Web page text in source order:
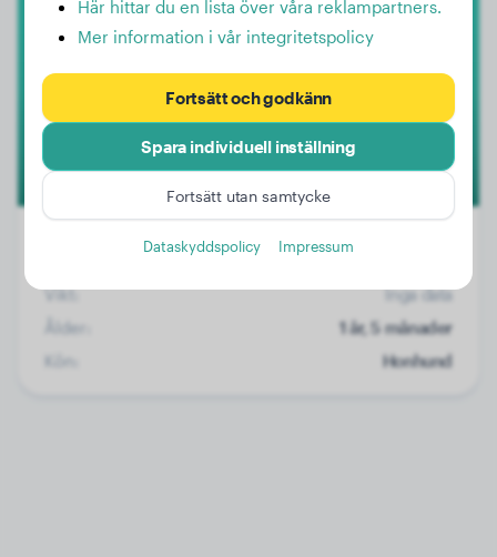
Nala
Vikt:
Inga data
Ålder:
1 år, 5 månader
Kön:
Honhund
Här hittar du en lista över våra reklampartners.
Mer information i vår integritetspolicy
Fortsätt och godkänn
Spara individuell inställning
Fortsätt utan samtycke
Dataskyddspolicy Impressum